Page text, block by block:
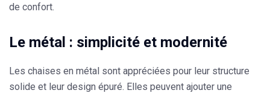
de confort.
Le métal : simplicité et modernité
Les chaises en métal sont appréciées pour leur structure
solide et leur design épuré. Elles peuvent ajouter une